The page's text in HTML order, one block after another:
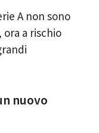
A non sono
a rischio
nuovo